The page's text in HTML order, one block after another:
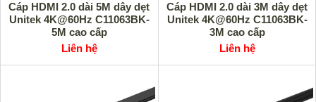
Cáp HDMI 2.0 dài 5M dây dẹt
Unitek 4K@60Hz C11063BK-
5M cao cấp
Liên hệ
Cáp HDMI 2.0 dài 3M dây dẹt
Unitek 4K@60Hz C11063BK-
3M cao cấp
Liên hệ